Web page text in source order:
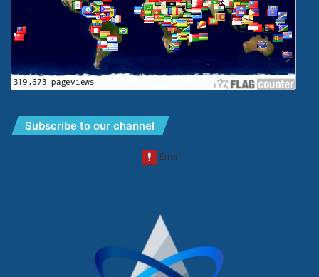
Subscribe to our channel